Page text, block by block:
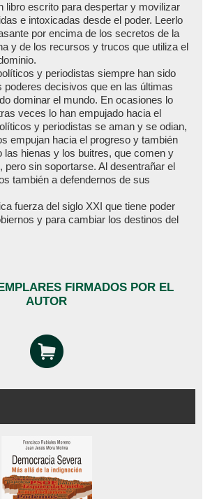
libro escrito para despertar y movilizar
e intoxicadas desde el poder. Leerlo
por encima de los secretos de la
y de los recursos y trucos que utiliza el
y periodistas siempre han sido
poderes decisivos que en las últimas
dominar el mundo. En ocasiones lo
veces lo han empujado hacia el
y periodistas se aman y se odian,
empujan hacia el progreso y también
las hienas y los buitres, que comen y
pero sin soportarse. Al desentrañar el
también a defendernos de sus
fuerza del siglo XXI que tiene poder
y para cambiar los destinos del
FIRMADOS POR EL
AUTOR